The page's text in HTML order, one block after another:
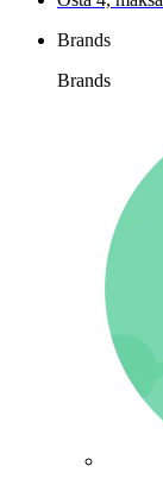
Brands
Brands